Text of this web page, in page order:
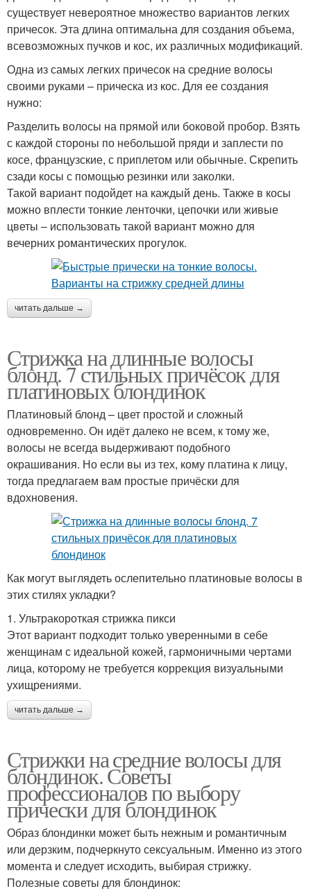
существует невероятное множество вариантов легких
причесок. Эта длина оптимальна для создания объема,
всевозможных пучков и кос, их различных модификаций.
Одна из самых легких причесок на средние волосы
своими руками – прическа из кос. Для ее создания
нужно:
Разделить волосы на прямой или боковой пробор. Взять
с каждой стороны по небольшой пряди и заплести по
косе, французские, с приплетом или обычные. Скрепить
сзади косы с помощью резинки или заколки.
Такой вариант подойдет на каждый день. Также в косы
можно вплести тонкие ленточки, цепочки или живые
цветы – использовать такой вариант можно для
вечерних романтических прогулок.
читать дальше →
Стрижка на длинные волосы
блонд. 7 стильных причёсок для
платиновых блондинок
Платиновый блонд – цвет простой и сложный
одновременно. Он идёт далеко не всем, к тому же,
волосы не всегда выдерживают подобного
окрашивания. Но если вы из тех, кому платина к лицу,
тогда предлагаем вам простые причёски для
вдохновения.
Как могут выглядеть ослепительно платиновые волосы в
этих стилях укладки?
1. Ультракороткая стрижка пикси
Этот вариант подходит только уверенными в себе
женщинам с идеальной кожей, гармоничными чертами
лица, которому не требуется коррекция визуальными
ухищрениями.
читать дальше →
Стрижки на средние волосы для
блондинок. Советы
профессионалов по выбору
прически для блондинок
Образ блондинки может быть нежным и романтичным
или дерзким, подчеркнуто сексуальным. Именно из этого
момента и следует исходить, выбирая стрижку.
Полезные советы для блондинок: